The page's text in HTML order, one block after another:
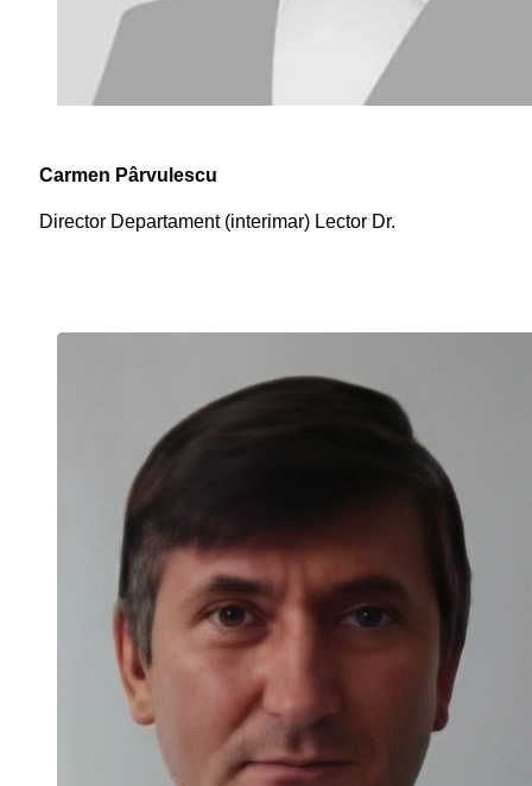
Carmen Pârvulescu
Director Departament (interimar) Lector Dr.